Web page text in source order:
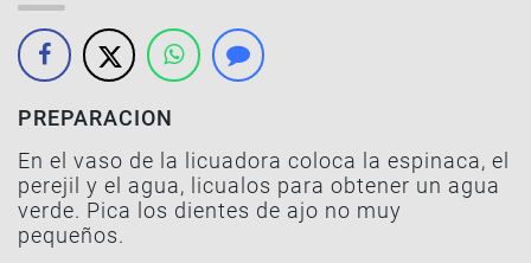
PREPARACION
En el vaso de la licuadora coloca la espinaca, el
perejil y el agua, licualos para obtener un agua
verde. Pica los dientes de ajo no muy
pequeños.